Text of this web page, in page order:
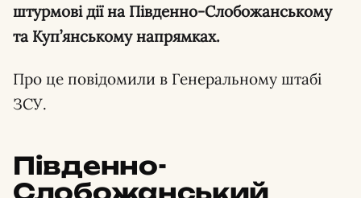
штурмові дії на Південно-Слобожанському
та Куп’янському напрямках.
Про це повідомили в Генеральному штабі
ЗСУ.
Південно-
Слобожанський